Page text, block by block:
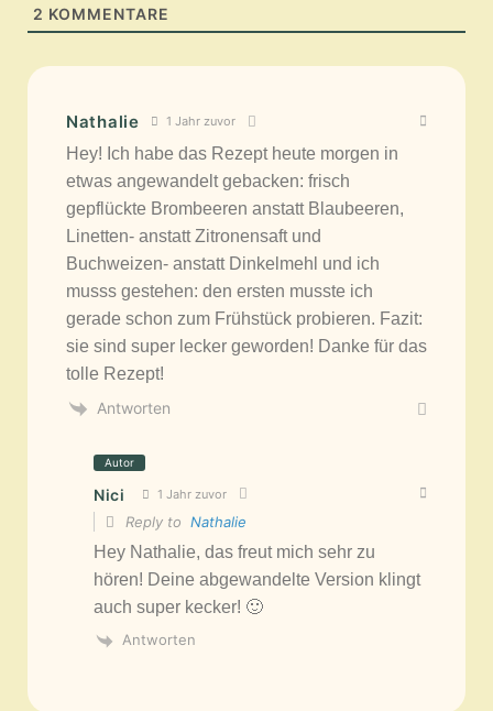
2 KOMMENTARE
Nathalie 1 Jahr zuvor
Hey! Ich habe das Rezept heute morgen in
etwas angewandelt gebacken: frisch
gepflückte Brombeeren anstatt Blaubeeren,
Linetten- anstatt Zitronensaft und
Buchweizen- anstatt Dinkelmehl und ich
musss gestehen: den ersten musste ich
gerade schon zum Frühstück probieren. Fazit:
sie sind super lecker geworden! Danke für das
tolle Rezept!
Antworten
Autor
Nici 1 Jahr zuvor
Reply to Nathalie
Hey Nathalie, das freut mich sehr zu
hören! Deine abgewandelte Version klingt
auch super kecker! 🙂
Antworten